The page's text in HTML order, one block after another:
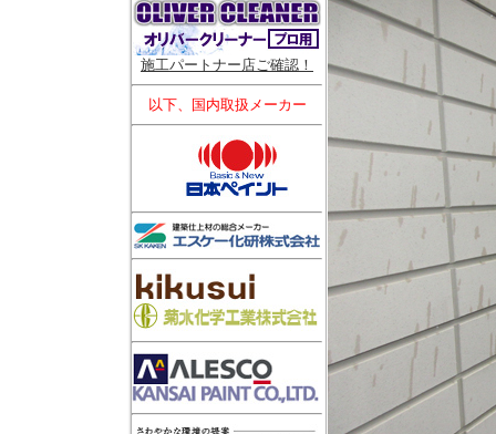
施工パートナー店ご確認！
以下、国内取扱メーカー